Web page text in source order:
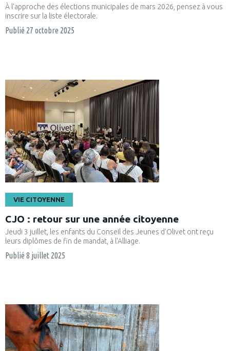
À l'approche des élections municipales de mars 2026, pensez à vous
inscrire sur la liste électorale.
Publié 27 octobre 2025
VIE CITOYENNE
CJO : retour sur une année citoyenne
Jeudi 3 juillet, les enfants du Conseil des Jeunes d'Olivet ont reçu
leurs diplômes de fin de mandat, à l'Alliage.
Publié 8 juillet 2025